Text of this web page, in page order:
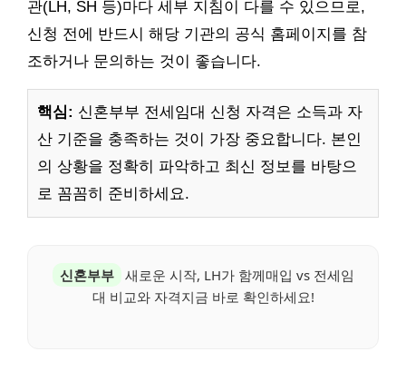
관(LH, SH 등)마다 세부 지침이 다를 수 있으므로,
신청 전에 반드시 해당 기관의 공식 홈페이지를 참
조하거나 문의하는 것이 좋습니다.
핵심: 신혼부부 전세임대 신청 자격은 소득과 자
산 기준을 충족하는 것이 가장 중요합니다. 본인
의 상황을 정확히 파악하고 최신 정보를 바탕으
로 꼼꼼히 준비하세요.
신혼부부
새로운 시작, LH가 함께매입 vs 전세임
대 비교와 자격지금 바로 확인하세요!